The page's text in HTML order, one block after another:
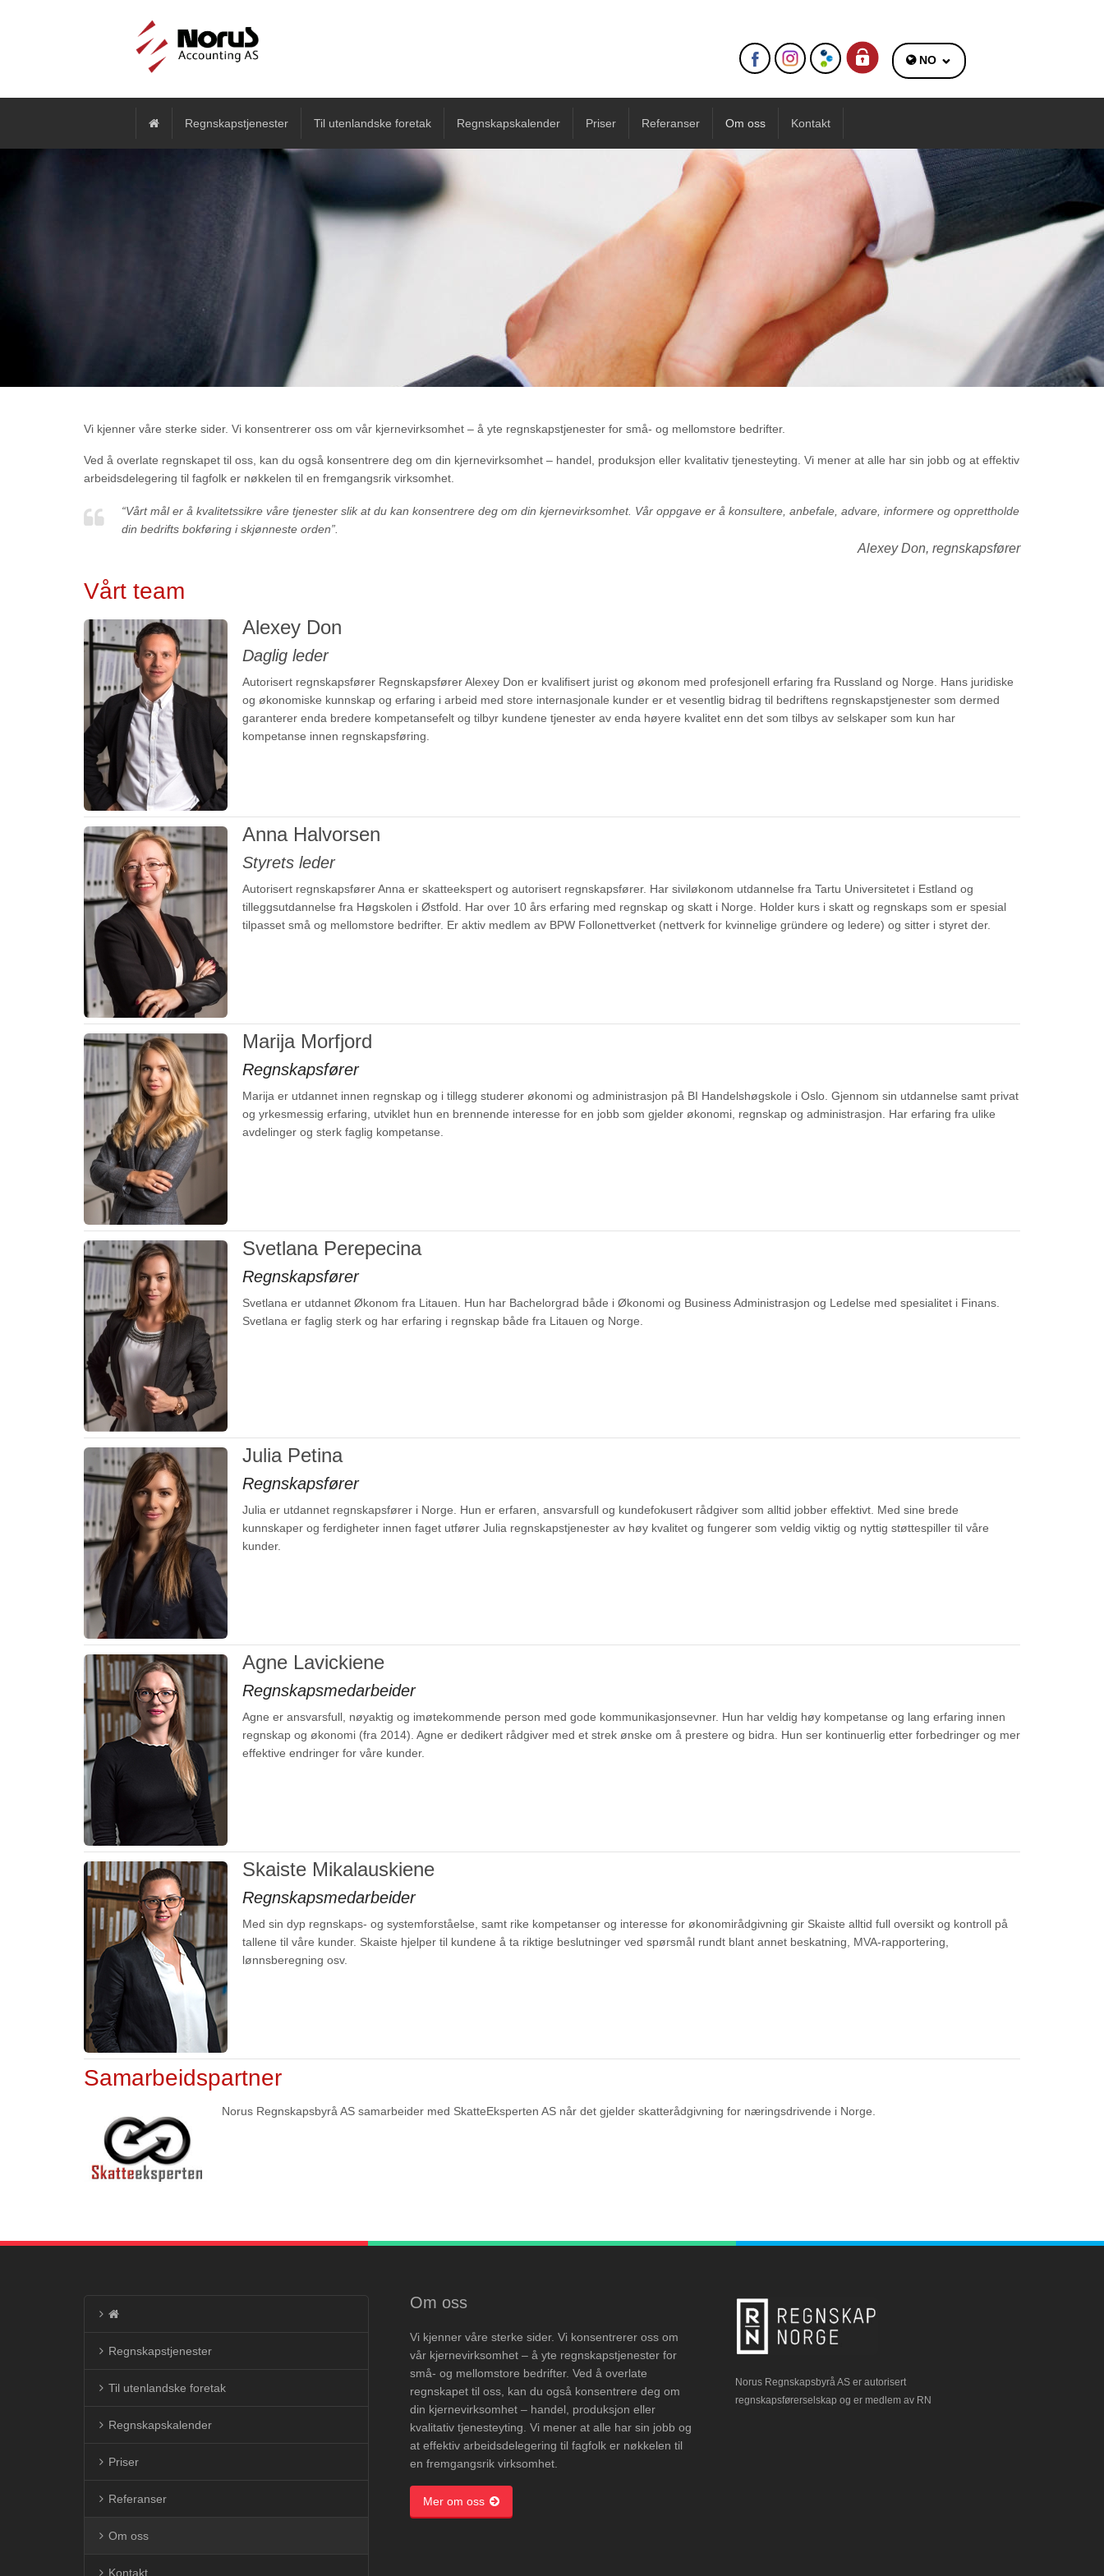
NO
Regnskapstjenester Til utenlandske foretak Regnskapskalender Priser Referanser Om oss Kontakt
Vi kjenner våre sterke sider. Vi konsentrerer oss om vår kjernevirksomhet – å yte regnskapstjenester for små- og mellomstore bedrifter.
Ved å overlate regnskapet til oss, kan du også konsentrere deg om din kjernevirksomhet – handel, produksjon eller kvalitativ tjenesteyting. Vi mener at alle har sin jobb og at effektiv
arbeidsdelegering til fagfolk er nøkkelen til en fremgangsrik virksomhet.
“Vårt mål er å kvalitetssikre våre tjenester slik at du kan konsentrere deg om din kjernevirksomhet. Vår oppgave er å konsultere, anbefale, advare, informere og opprettholde
din bedrifts bokføring i skjønneste orden”.
Alexey Don, regnskapsfører
Vårt team
Alexey Don
Daglig leder
Autorisert regnskapsfører Regnskapsfører Alexey Don er kvalifisert jurist og økonom med profesjonell erfaring fra Russland og Norge. Hans juridiske
og økonomiske kunnskap og erfaring i arbeid med store internasjonale kunder er et vesentlig bidrag til bedriftens regnskapstjenester som dermed
garanterer enda bredere kompetansefelt og tilbyr kundene tjenester av enda høyere kvalitet enn det som tilbys av selskaper som kun har
kompetanse innen regnskapsføring.
Anna Halvorsen
Styrets leder
Autorisert regnskapsfører Anna er skatteekspert og autorisert regnskapsfører. Har siviløkonom utdannelse fra Tartu Universitetet i Estland og
tilleggsutdannelse fra Høgskolen i Østfold. Har over 10 års erfaring med regnskap og skatt i Norge. Holder kurs i skatt og regnskaps som er spesial
tilpasset små og mellomstore bedrifter. Er aktiv medlem av BPW Follonettverket (nettverk for kvinnelige gründere og ledere) og sitter i styret der.
Marija Morfjord
Regnskapsfører
Marija er utdannet innen regnskap og i tillegg studerer økonomi og administrasjon på BI Handelshøgskole i Oslo. Gjennom sin utdannelse samt privat
og yrkesmessig erfaring, utviklet hun en brennende interesse for en jobb som gjelder økonomi, regnskap og administrasjon. Har erfaring fra ulike
avdelinger og sterk faglig kompetanse.
Svetlana Perepecina
Regnskapsfører
Svetlana er utdannet Økonom fra Litauen. Hun har Bachelorgrad både i Økonomi og Business Administrasjon og Ledelse med spesialitet i Finans.
Svetlana er faglig sterk og har erfaring i regnskap både fra Litauen og Norge.
Julia Petina
Regnskapsfører
Julia er utdannet regnskapsfører i Norge. Hun er erfaren, ansvarsfull og kundefokusert rådgiver som alltid jobber effektivt. Med sine brede
kunnskaper og ferdigheter innen faget utfører Julia regnskapstjenester av høy kvalitet og fungerer som veldig viktig og nyttig støttespiller til våre
kunder.
Agne Lavickiene
Regnskapsmedarbeider
Agne er ansvarsfull, nøyaktig og imøtekommende person med gode kommunikasjonsevner. Hun har veldig høy kompetanse og lang erfaring innen
regnskap og økonomi (fra 2014). Agne er dedikert rådgiver med et strek ønske om å prestere og bidra. Hun ser kontinuerlig etter forbedringer og mer
effektive endringer for våre kunder.
Skaiste Mikalauskiene
Regnskapsmedarbeider
Med sin dyp regnskaps- og systemforståelse, samt rike kompetanser og interesse for økonomirådgivning gir Skaiste alltid full oversikt og kontroll på
tallene til våre kunder. Skaiste hjelper til kundene å ta riktige beslutninger ved spørsmål rundt blant annet beskatning, MVA-rapportering,
lønnsberegning osv.
Samarbeidspartner
Norus Regnskapsbyrå AS samarbeider med SkatteEksperten AS når det gjelder skatterådgivning for næringsdrivende i Norge.
Regnskapstjenester
Til utenlandske foretak
Regnskapskalender
Priser
Referanser
Om oss
Kontakt
Om oss
Vi kjenner våre sterke sider. Vi konsentrerer oss om
vår kjernevirksomhet – å yte regnskapstjenester for
små- og mellomstore bedrifter. Ved å overlate
regnskapet til oss, kan du også konsentrere deg om
din kjernevirksomhet – handel, produksjon eller
kvalitativ tjenesteyting. Vi mener at alle har sin jobb og
at effektiv arbeidsdelegering til fagfolk er nøkkelen til
en fremgangsrik virksomhet.
Mer om oss
Norus Regnskapsbyrå AS er autorisert
regnskapsførerselskap og er medlem av RN